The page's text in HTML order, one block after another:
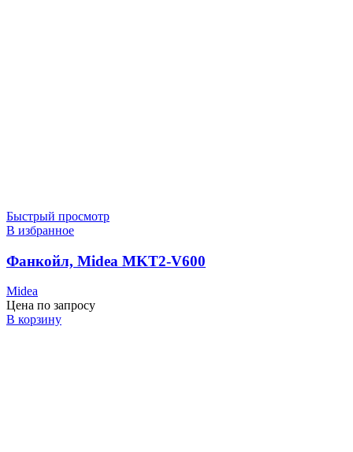
Быстрый просмотр
В избранное
Фанкойл, Midea MKT2-V600
Midea
Цена по запросу
В корзину